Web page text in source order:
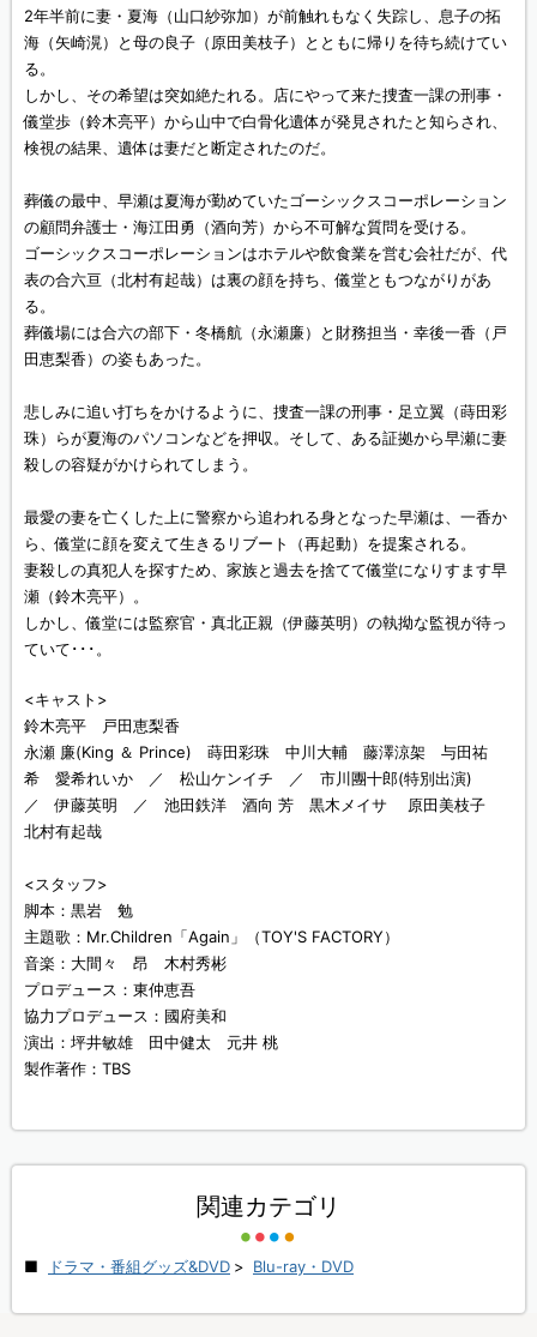
2年半前に妻・夏海（山口紗弥加）が前触れもなく失踪し、息子の拓
海（矢崎滉）と母の良子（原田美枝子）とともに帰りを待ち続けてい
る。
しかし、その希望は突如絶たれる。店にやって来た捜査一課の刑事・
儀堂歩（鈴木亮平）から山中で白骨化遺体が発見されたと知らされ、
検視の結果、遺体は妻だと断定されたのだ。
葬儀の最中、早瀬は夏海が勤めていたゴーシックスコーポレーション
の顧問弁護士・海江田勇（酒向芳）から不可解な質問を受ける。
ゴーシックスコーポレーションはホテルや飲食業を営む会社だが、代
表の合六亘（北村有起哉）は裏の顔を持ち、儀堂ともつながりがあ
る。
葬儀場には合六の部下・冬橋航（永瀬廉）と財務担当・幸後一香（戸
田恵梨香）の姿もあった。
悲しみに追い打ちをかけるように、捜査一課の刑事・足立翼（蒔田彩
珠）らが夏海のパソコンなどを押収。そして、ある証拠から早瀬に妻
殺しの容疑がかけられてしまう。
最愛の妻を亡くした上に警察から追われる身となった早瀬は、一香か
ら、儀堂に顔を変えて生きるリブート（再起動）を提案される。
妻殺しの真犯人を探すため、家族と過去を捨てて儀堂になりすます早
瀬（鈴木亮平）。
しかし、儀堂には監察官・真北正親（伊藤英明）の執拗な監視が待っ
ていて･･･。
<キャスト>
鈴木亮平 戸田恵梨香
永瀬 廉(King ＆ Prince) 蒔田彩珠 中川大輔 藤澤涼架 与田祐
希 愛希れいか ／ 松山ケンイチ ／ 市川團十郎(特別出演)
／ 伊藤英明 ／ 池田鉄洋 酒向 芳 黒木メイサ 原田美枝子
北村有起哉
<スタッフ>
脚本：黒岩 勉
主題歌：Mr.Children「Again」（TOY'S FACTORY）
音楽：大間々 昂 木村秀彬
プロデュース：東仲恵吾
協力プロデュース：國府美和
演出：坪井敏雄 田中健太 元井 桃
製作著作：TBS
関連カテゴリ
ドラマ・番組グッズ&DVD > Blu-ray・DVD